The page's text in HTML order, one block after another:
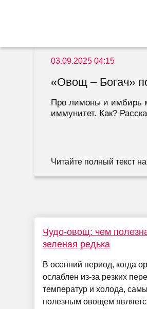
03.09.2025 04:15
«Овощ – Богач»
Про лимоны и имбирь
иммунитет. Как?
Читайте полный текст
Чудо-овощ: чем
зеленая редька
В осенний период, когда
ослаблен из-за резких
температур и холода,
полезным овощем